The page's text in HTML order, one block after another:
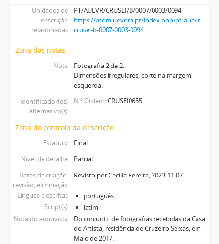
Unidades de
descrição
relacionadas
PT/AUEVR/CRUSEI/B/0007/0003/0094
https://atom.uevora.pt/index.php/pt-auevr-
crusei-b-0007-0003-0094
Zona das notas
Nota
Fotografia 2 de 2.
Dimensões irregulares, corte na margem
esquerda.
Identificador(es)
alternativo(s)
N.º Ordem CRUSEI0655
Zona do controlo da descrição
Estatuto
Final
Nível de detalhe
Parcial
Datas de criação,
revisão, eliminação
Revisto por Cecília Pereira, 2023-11-07.
Línguas e escritas
português
Script(s)
latim
Nota do arquivista
Do conjunto de fotografias recebidas da Casa
do Artista, residência de Cruzeiro Seixas, em
Maio de 2017.